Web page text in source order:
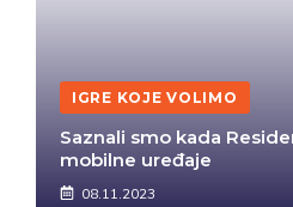
IGRE KOJE VOLIMO
Saznali smo kada
mobilne uređaje
08.11.2023